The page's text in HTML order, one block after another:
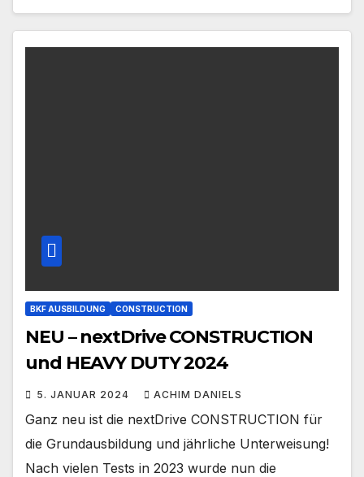
BKF AUSBILDUNG CONSTRUCTION
NEU – nextDrive CONSTRUCTION
und HEAVY DUTY 2024
5. JANUAR 2024 ACHIM DANIELS
Ganz neu ist die nextDrive CONSTRUCTION für
die Grundausbildung und jährliche Unterweisung!
Nach vielen Tests in 2023 wurde nun die